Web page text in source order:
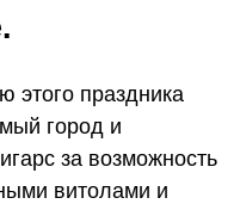
праздника
город и
за возможность
витолами и